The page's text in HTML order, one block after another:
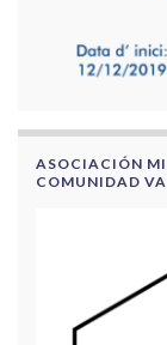
ASOCIACIÓN
COMUNIDAD